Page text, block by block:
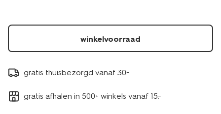
winkelvoorraad
gratis thuisbezorgd vanaf 30.-
gratis afhalen in 500+ winkels vanaf 15.-